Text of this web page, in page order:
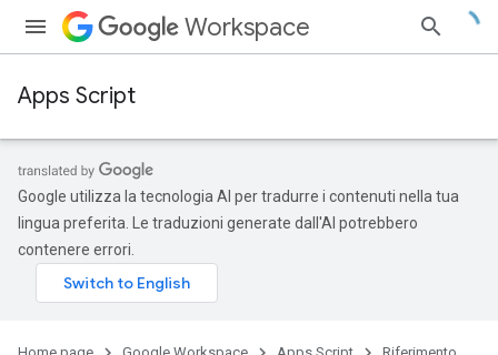
Workspace
Apps Script
Google utilizza la tecnologia AI per tradurre i contenuti nella tua
lingua preferita. Le traduzioni generate dall'AI potrebbero
contenere errori.